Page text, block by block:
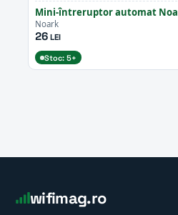
Mini-întreruptor automat
Noark
26LEI
Stoc: 5+
wifimag.ro